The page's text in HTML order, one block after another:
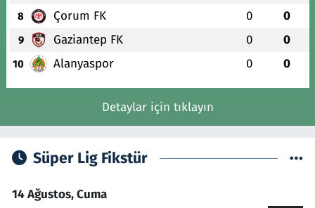
8 Çorum FK 0 0
9 Gaziantep FK 0 0
10 Alanyaspor 0 0
Detaylar için tıklayın
Süper Lig Fikstür
14 Ağustos, Cuma